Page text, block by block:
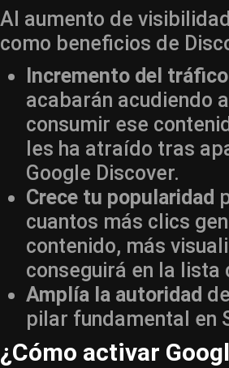
Al aumento de
como beneficios de
Incremento del
acabarán acudiendo
consumir ese
les ha atraído tras
Google Discover.
Crece tu popularidad
cuantos más clics
contenido, más
conseguirá en la lista
Amplía la autoridad
pilar fundamental en
¿Cómo activar